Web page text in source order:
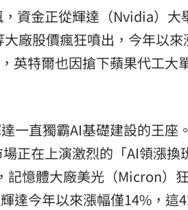
資金正從輝達（Nvidia）大
大廠股價瘋狂噴出，今年以來
英特爾也因搶下蘋果代工大
一直獨霸AI基礎建設的王座
正在上演激烈的「AI領漲換
記憶體大廠美光（Micron）
達今年以來漲幅僅14%，這